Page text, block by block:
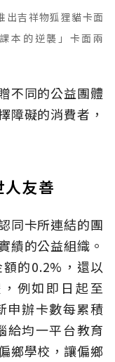
出吉祥物狐狸貓卡面
本的逆襲」卡面兩
不同的公益團體
障礙的消費者，
人友善
同卡所連結的團
績的公益組織。
的0.2%，還以
例如即日起至
申辦卡數每累積
給均一平台教育
鄉學校，讓偏鄉